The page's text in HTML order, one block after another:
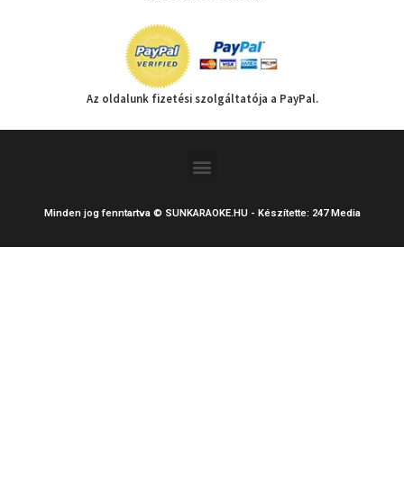
Az oldalunk fizetési szolgáltatója a PayPal.
Menu
Minden jog fenntartva © SUNKARAOKE.HU - Készítette: 247 Media